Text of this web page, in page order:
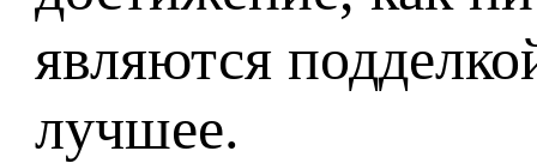
являются
лучшее.